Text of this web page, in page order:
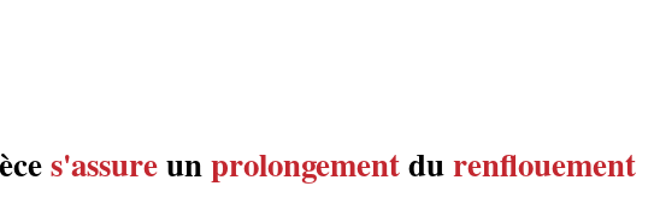
s'assureunprolongementdurenflouement